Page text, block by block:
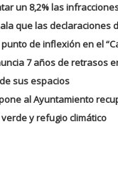
un 8,2% las
que las declaraciones
de inflexión en el
7 años de retrasos
sus espacios
al Ayuntamiento
y refugio climático